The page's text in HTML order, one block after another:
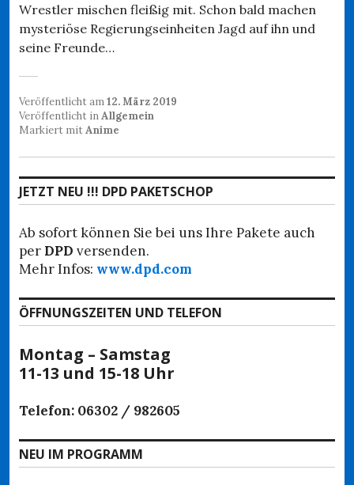
Wrestler mischen fleißig mit. Schon bald machen
mysteriöse Regierungseinheiten Jagd auf ihn und
seine Freunde…
Veröffentlicht am12. März 2019
Veröffentlicht inAllgemein
Markiert mitAnime
JETZT NEU !!! DPD PAKETSCHOP
Ab sofort können Sie bei uns Ihre Pakete auch
per DPD versenden.
Mehr Infos: www.dpd.com
ÖFFNUNGSZEITEN UND TELEFON
Montag – Samstag
11-13 und 15-18 Uhr
Telefon: 06302 / 982605
NEU IM PROGRAMM